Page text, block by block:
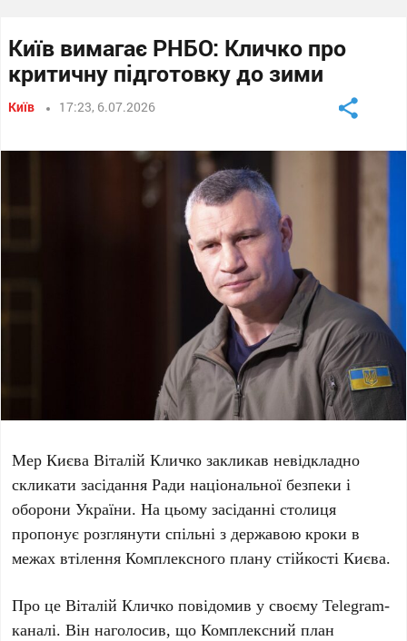
Київ вимагає РНБО: Кличко про
критичну підготовку до зими
Київ 17:23, 6.07.2026
Мер КиєваВіталій Кличко закликав невідкладно
скликати засідання Ради національної безпеки і
оборони України. На цьому засіданні столиця
пропонує розглянути спільні з державою кроки в
межах втілення Комплексного плану стійкості Києва.
Про цеВіталій Кличко повідомив у своєму Telegram-
каналі. Він наголосив, що Комплексний план